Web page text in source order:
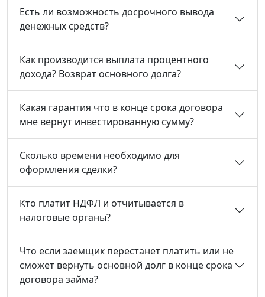
Есть ли возможность досрочного вывода
денежных средств?
Как производится выплата процентного
дохода? Возврат основного долга?
Какая гарантия что в конце срока договора
мне вернут инвестированную сумму?
Сколько времени необходимо для
оформления сделки?
Кто платит НДФЛ и отчитывается в
налоговые органы?
Что если заемщик перестанет платить или не
сможет вернуть основной долг в конце срока
договора займа?